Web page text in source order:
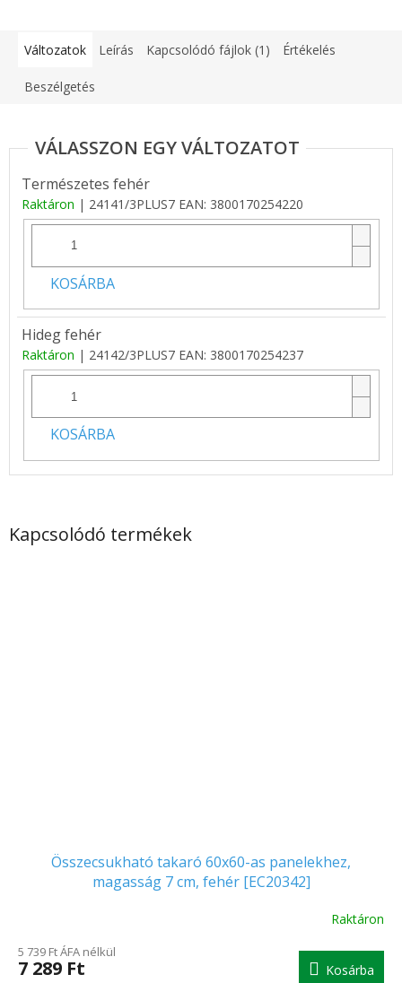
Kapcsolódó termékek
Összecsukható takaró 60x60-as panelekhez,
magasság 7 cm, fehér [EC20342]
Raktáron
5 739 Ft ÁFA nélkül
7 289 Ft Kosárba
Változatok Leírás Kapcsolódó fájlok (1) Értékelés
Beszélgetés
Természetes fehér
Raktáron | 24141/3PLUS7 EAN: 3800170254220
KOSÁRBA
Hideg fehér
Raktáron | 24142/3PLUS7 EAN: 3800170254237
KOSÁRBA